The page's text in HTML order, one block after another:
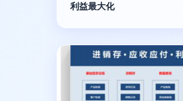
利益最大化